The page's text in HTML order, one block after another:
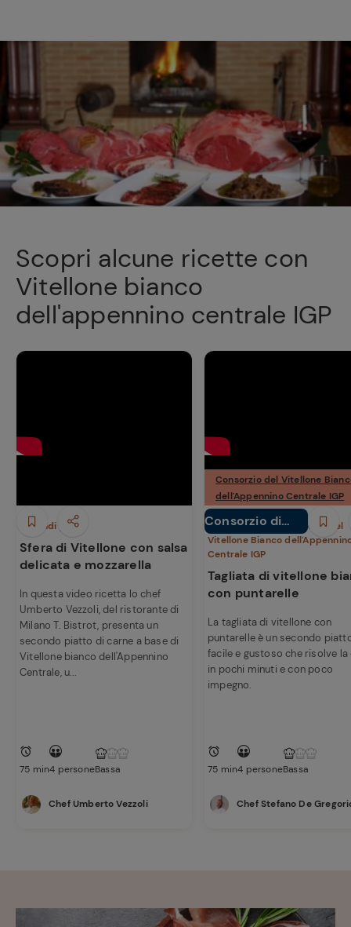
Scopri alcune ricette con
Vitellone bianco
dell'appennino centrale IGP
Secondi piatti
Sfera di Vitellone con salsa
delicata e mozzarella
In questa video ricetta lo chef
Umberto Vezzoli, del ristorante di
Milano T. Bistrot, presenta un
secondo piatto di carne a base di
Vitellone bianco dell'Appennino
Centrale, u...
75 min4 personeBassa
Chef Umberto Vezzoli
Consorzio di
tutela Vitellone
Bianco
Consorzio del Vitellone
dell'Appennino Centrale IGP
Secondi piatti Consorzio del
Vitellone Bianco
Centrale IGP
Tagliata di vitellone
con puntarelle
La tagliata di vitellone con
puntarelle è un secondo
facile e gustoso che risolve la
in pochi minuti e con poco
impegno.
75 min4 personeBassa
Chef Stefano De